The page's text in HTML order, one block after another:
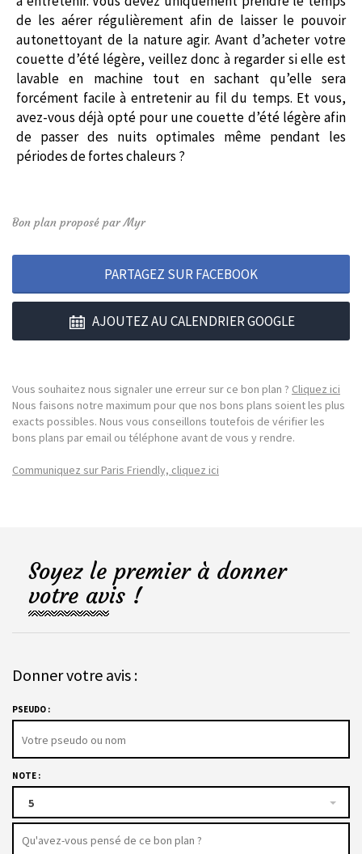
de les aérer régulièrement afin de laisser le pouvoir
autonettoyant de la nature agir. Avant d’acheter votre
couette d’été légère, veillez donc à regarder si elle est
lavable en machine tout en sachant qu’elle sera
forcément facile à entretenir au fil du temps. Et vous,
avez-vous déjà opté pour une couette d’été légère afin
de passer des nuits optimales même pendant les
périodes de fortes chaleurs ?
Bon plan proposé par Myr
PARTAGEZ SUR FACEBOOK
AJOUTEZ AU CALENDRIER GOOGLE
Vous souhaitez nous signaler une erreur sur ce bon plan ? Cliquez ici
Nous faisons notre maximum pour que nos bons plans soient les plus
exacts possibles. Nous vous conseillons toutefois de vérifier les
bons plans par email ou téléphone avant de vous y rendre.
Communiquez sur Paris Friendly, cliquez ici
Soyez le premier à donner
votre avis !
Donner votre avis :
PSEUDO :
NOTE :
5